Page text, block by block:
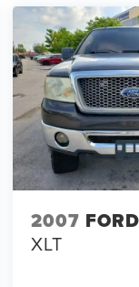
2007
XLT